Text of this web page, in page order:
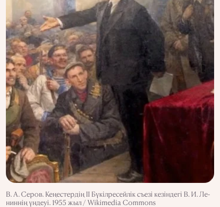
В. А. Серов. Кеңес­тер­дің ІІ Бүкілресейлік съезі кезіндегі В. И. Ле­
ниннің үндеуі. 1955 жыл / Wikimedia Commons